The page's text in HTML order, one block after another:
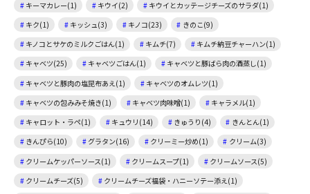
キーマカレー(1) キウイ(2)
キウイとカッテージチーズのサラダ(1)
キク(1)
キッシュ(3) キノコ(23)
きのこ(9)
キノコとサケのミルクごはん(1)
キムチ(7)
キムチ納豆チャーハン(1)
キャベツ(25)
キャベツごはん(1)
キャベツと豚ばら肉の酒蒸し(1)
キャベツと豚肉の塩昆布あえ(1)
キャベツのオムレツ(1)
キャベツの包みみそ焼き(1)
キャベツ肉味噌(1)
キャラメル(1)
キャロット・ラペ(1)
キュウリ(14) きゅうり(4)
きんとん(1)
きんぴら(10)
グラタン(16) クリーミー炒め(1)
クリーム(3)
クリームケッパーソース(1)
クリームスープ(1)
クリームソース(5)
クリームチーズ(5)
クリームチーズ福袋・ハニーソテー添え(1)